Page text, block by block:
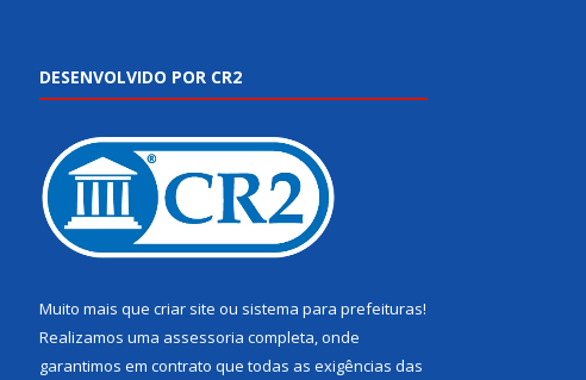
DESENVOLVIDO POR CR2
Muito mais que criar site ou sistema para prefeituras!
Realizamos uma assessoria completa, onde
garantimos em contrato que todas as exigências das